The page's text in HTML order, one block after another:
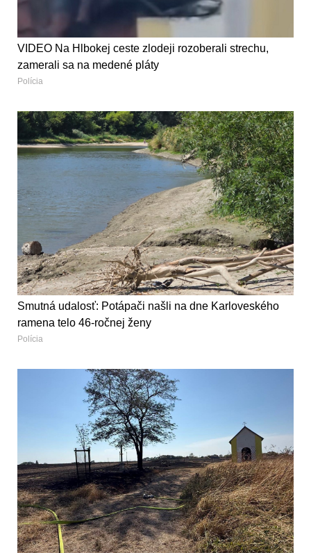
VIDEO Na Hlbokej ceste zlodeji rozoberali strechu,
zamerali sa na medené pláty
Polícia
Smutná udalosť: Potápači našli na dne Karloveského
ramena telo 46-ročnej ženy
Polícia